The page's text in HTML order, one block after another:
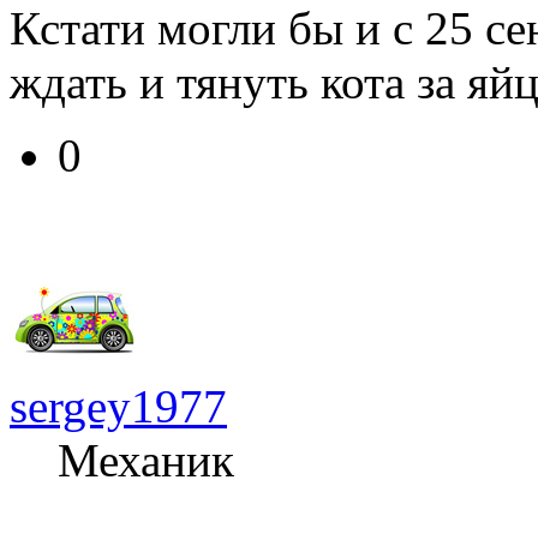
Кстати могли бы и с 25
ждать и тянуть кота за
0
sergey1977
Механик